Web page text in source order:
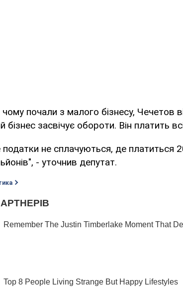
почали з малого бізнесу, Чечетов
бізнес засвічує обороти. Він платить
не сплачуються, де платиться
- уточнив депутат.